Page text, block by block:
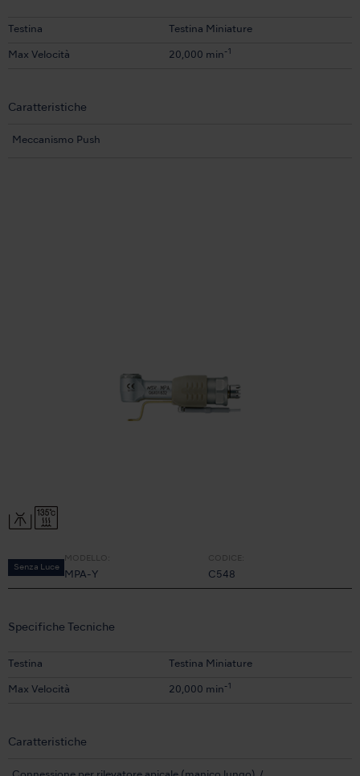
Testina Testina Miniature
Max Velocità 20,000 min -1
Caratteristiche
Meccanismo Push
Senza Luce
MODELLO:
MPA-Y
CODICE:
C548
Specifiche Tecniche
Testina Testina Miniature
Max Velocità 20,000 min -1
Caratteristiche